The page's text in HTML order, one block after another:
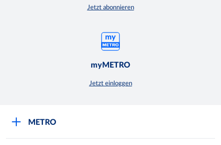
Jetzt abonnieren
myMETRO
Jetzt einloggen
METRO